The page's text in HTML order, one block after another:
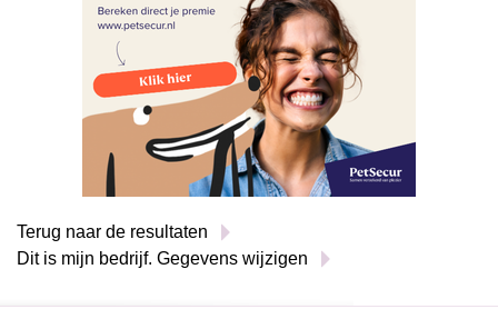
Terug naar de resultaten
Dit is mijn bedrijf. Gegevens wijzigen